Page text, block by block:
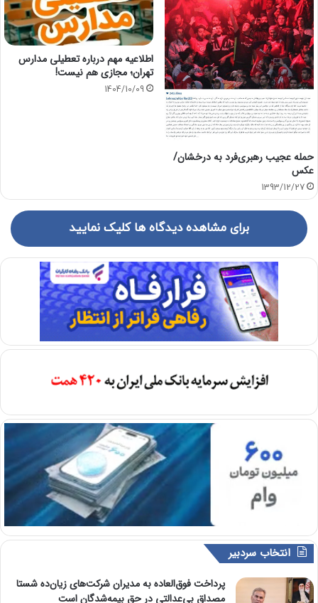
حمله عجیب رهبری‌فرد به درخشان/
عکس
1393/12/27
اطلاعیه مهم درباره تعطیلی مدارس
تهران؛ مجازی هم نیست!
1404/10/09
برای مشاهده دیدگاه ها کلیک نمایید
انتخاب سردبیر
پرداخت فوق‌العاده به مدیران شرکت‌های زیان‌ده شستا
مصداق بی‌عدالتی در حق بیمه‌شدگان است